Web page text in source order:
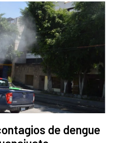
de dengue